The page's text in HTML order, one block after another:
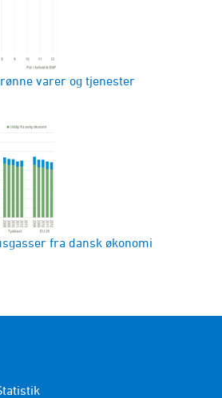
oversigt (Detaljeniveau
oversigt (Detaljeniveau
varer og affald (Detaljeniveau 3)
varer og affald (Detaljeniveau 3)
varer og tjenester
fra dansk økonomi